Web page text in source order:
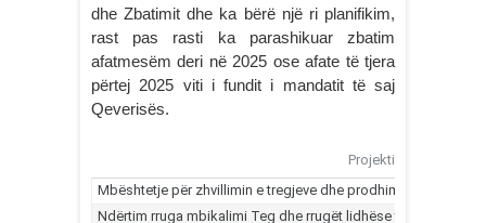
dhe Zbatimit dhe ka bërë një ri planifikim,
rast pas rasti ka parashikuar zbatim
afatmesëm deri në 2025 ose afate të tjera
përtej 2025 viti i fundit i mandatit të saj
Qeverisës.